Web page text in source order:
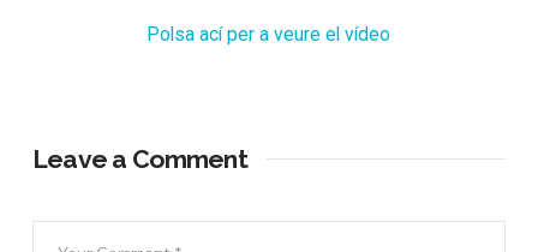
Polsa ací per a veure el vídeo
Leave a Comment